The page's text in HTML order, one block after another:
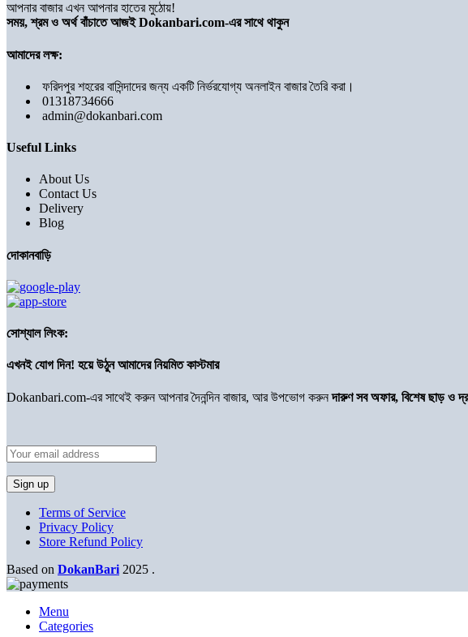
আপনার বাজার এখন আপনার হাতের মুঠোয়!
সময়, শ্রম ও অর্থ বাঁচাতে আজই Dokanbari.com-এর সাথে থাকুন
আমাদের লক্ষ:
ফরিদপুর শহরের বাসিন্দাদের জন্য একটি নির্ভরযোগ্য অনলাইন বাজার তৈরি করা।
01318734666
admin@dokanbari.com
Useful Links
About Us
Contact Us
Delivery
Blog
দোকানবাড়ি
সোশ্যাল লিংক:
এখনই যোগ দিন! হয়ে উঠুন আমাদের নিয়মিত কাস্টমার
Dokanbari.com-এর সাথেই করুন আপনার দৈনন্দিন বাজার, আর উপভোগ করুনদারুণ সব অফার, বিশেষ ছাড় ও
Terms of Service
Privacy Policy
Store Refund Policy
Based on DokanBari 2025 .
Menu
Categories